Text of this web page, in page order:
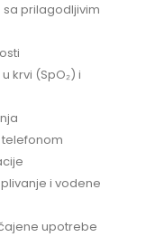
sa prilagodljivim
krvi (SpO₂) i
i vodene
upotrebe